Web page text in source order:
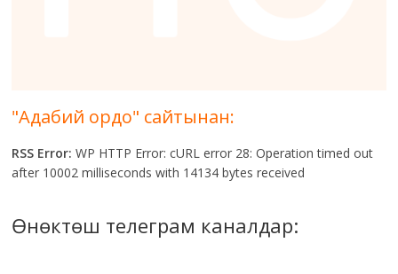
"Адабий ордо" сайтынан:
RSS Error: WP HTTP Error: cURL error 28: Operation timed out
after 10002 milliseconds with 14134 bytes received
Өнөктөш телеграм каналдар: